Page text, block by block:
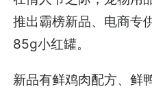
推出霸榜新品、电商
85g小红罐。
新品有鲜鸡肉配方、鲜